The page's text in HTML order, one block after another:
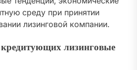
среду при принятии
лизинговой компании.
кредитующих лизинговые